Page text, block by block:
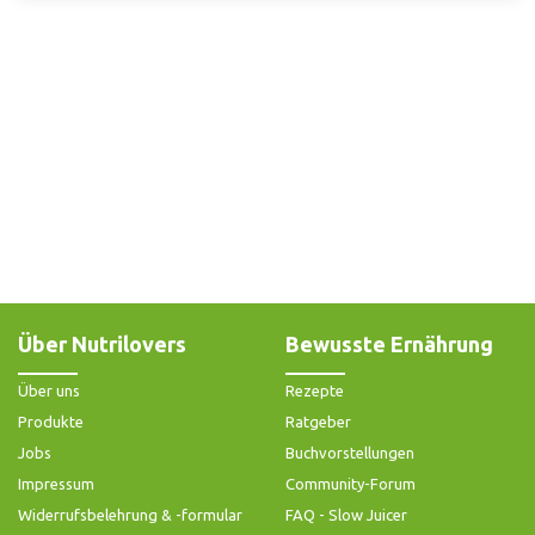
Über Nutrilovers
Über uns
Produkte
Jobs
Impressum
Widerrufsbelehrung & -formular
Bewusste Ernährung
Rezepte
Ratgeber
Buchvorstellungen
Community-Forum
FAQ - Slow Juicer